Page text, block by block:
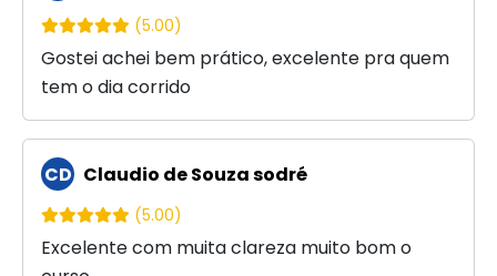
(5.00)
Gostei achei bem prático, excelente pra quem
tem o dia corrido
CD Claudio de Souza sodré
(5.00)
Excelente com muita clareza muito bom o